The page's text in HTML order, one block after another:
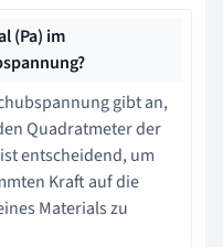
(Pa) im
gibt an,
Quadratmeter der
entscheidend, um
Kraft auf die
Materials zu